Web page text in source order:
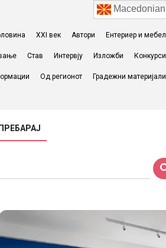
XXI век Автори Ентериер и мебел
Став Интервју Изложби Конкурси
Од регионот Градежни материјали
ПРЕБАРАЈ
Macedonian